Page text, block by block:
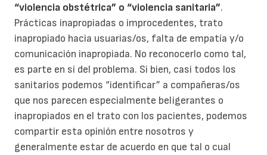
“violencia obstétrica” o “violencia sanitaria”.
Prácticas inapropiadas o improcedentes, trato
inapropiado hacia usuarias/os, falta de empatía y/o
comunicación inapropiada. No reconocerlo como tal,
es parte en sí del problema. Si bien, casi todos los
sanitarios podemos “identificar” a compañeras/os
que nos parecen especialmente beligerantes o
inapropiados en el trato con los pacientes, podemos
compartir esta opinión entre nosotros y
generalmente estar de acuerdo en que tal o cual